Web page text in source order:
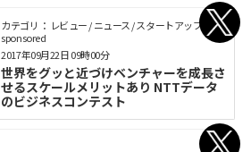
カテゴリ： レビュー / ニュース / スタートアップ /
sponsored
世界をグッと近づけベンチャーを成長さ
せるスケールメリットあり NTTデータ
のビジネスコンテスト
2017年09月22日 09時00分